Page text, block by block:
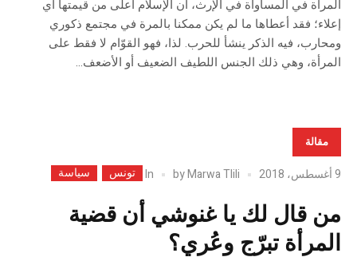
المرأة في المساواة في الإرث، أن الإسلام أعلى من قيمتها أي
إعلاء؛ فقد أعطاها ما لم يكن ممكنا بالمرة في مجتمع ذكوري
ومحارب، فيه الذكر ينشأ للحرب. لذا، فهو القوّام لا فقط على
المرأة، وهي ذلك الجنس اللطيف الضعيف أو الأضعف...
مقالة
9 أغسطس، 2018 byMarwa Tlili
In تونس سياسة
من قال لك يا غنوشي أن قضية
المرأة تبرّج وعُري؟